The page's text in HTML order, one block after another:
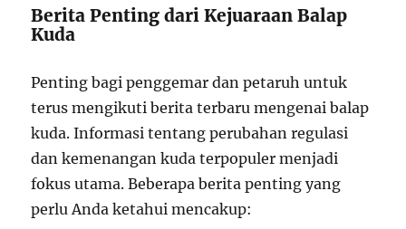
Berita Penting dari Kejuaraan Balap
Kuda
Penting bagi penggemar dan petaruh untuk
terus mengikuti berita terbaru mengenai balap
kuda. Informasi tentang perubahan regulasi
dan kemenangan kuda terpopuler menjadi
fokus utama. Beberapa berita penting yang
perlu Anda ketahui mencakup: